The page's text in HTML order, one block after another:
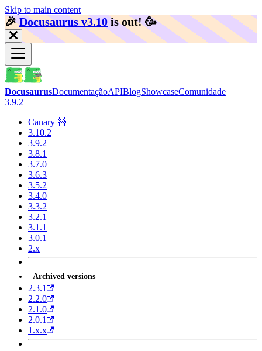
Skip to main content
🎉️Docusaurus v3.10 is out! 🥳️
DocusaurusDocumentaçãoAPIBlogShowcaseComunidade
3.9.2
Canary 🚧
3.10.2
3.9.2
3.8.1
3.7.0
3.6.3
3.5.2
3.4.0
3.3.2
3.2.1
3.1.1
3.0.1
2.x
Archived versions
2.3.1
2.2.0
2.1.0
2.0.1
1.x.x